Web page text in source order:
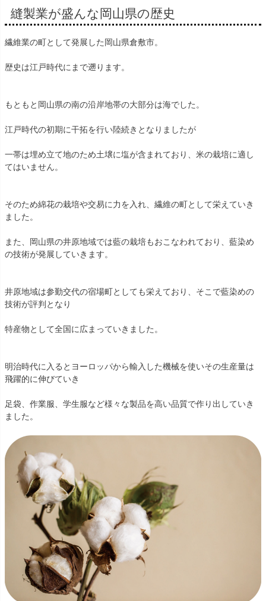
縫製業が盛んな岡山県の歴史
繊維業の町として発展した岡山県倉敷市。
歴史は江戸時代にまで遡ります。
もともと岡山県の南の沿岸地帯の大部分は海でした。
江戸時代の初期に干拓を行い陸続きとなりましたが
一帯は埋め立て地のため土壌に塩が含まれており、米の栽培に適し
てはいません。
そのため綿花の栽培や交易に力を入れ、繊維の町として栄えていき
ました。
また、岡山県の井原地域では藍の栽培もおこなわれており、藍染め
の技術が発展していきます。
井原地域は参勤交代の宿場町としても栄えており、そこで藍染めの
技術が評判となり
特産物として全国に広まっていきました。
明治時代に入るとヨーロッパから輸入した機械を使いその生産量は
飛躍的に伸びていき
足袋、作業服、学生服など様々な製品を高い品質で作り出していき
ました。